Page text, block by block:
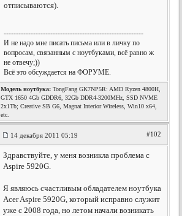
отписываются).
---------------------------------------------------------
И не надо мне писать письма или в личку по
вопросам, связанным с ноутбуками, всё равно ж
не отвечу;))
Всё это обсуждается на ФОРУМЕ.
Модель ноутбука: TongFang GK7NP5R: AMD Ryzen 4800H,
GTX 1650 4Gb GDDR6, 32Gb DDR4-3200MHz, SSD NVME
2x1Tb; Creative SB G6, Magnat Interior Wireless, Win10 x64,
etc.
14 декабря 2011 05:19 #102
Здравствуйте, у меня возникла проблема с
Aspire 5920G.
Я являюсь счастливым обладателем ноутбука
Acer Aspire 5920G, который исправно служит
уже с 2008 года, но летом начали возникать